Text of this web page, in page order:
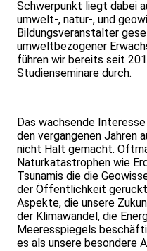
Schwerpunkt liegt dabei
umwelt-, natur-, und
Bildungsveranstalter
umweltbezogener
führen wir bereits seit
Studienseminare durch.
Das wachsende
den vergangenen Jahren
nicht Halt gemacht.
Naturkatastrophen wie
Tsunamis die die
der Öffentlichkeit gerückt
Aspekte, die unsere
der Klimawandel, die
Meeresspiegels
es als unsere besondere